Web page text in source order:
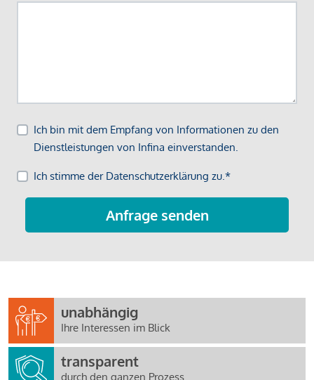
unabhängig
Ihre Interessen im Blick
transparent
durch den ganzen Prozess